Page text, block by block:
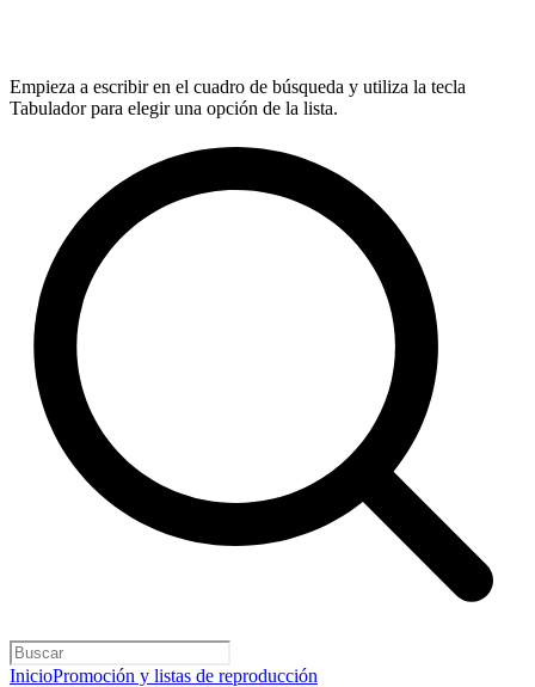
Empieza a escribir en el cuadro de búsqueda y utiliza la tecla
Tabulador para elegir una opción de la lista.
InicioPromoción y listas de reproducción